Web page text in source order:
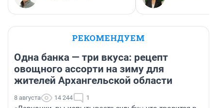
РЕКОМЕНДУЕМ
Одна банка — три вкуса: рецепт
овощного ассорти на зиму для
жителей Архангельской области
8 августа 14 244 1